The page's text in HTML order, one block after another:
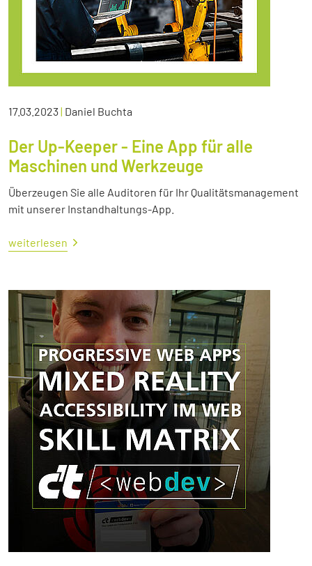
17.03.2023| Daniel Buchta
Der Up-Keeper - Eine App für alle
Maschinen und Werkzeuge
Überzeugen Sie alle Auditoren für Ihr Qualitätsmanagement
mit unserer Instandhaltungs-App.
weiterlesen